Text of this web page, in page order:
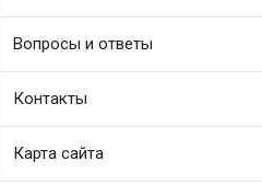
Вопросы и ответы
Контакты
Карта сайта